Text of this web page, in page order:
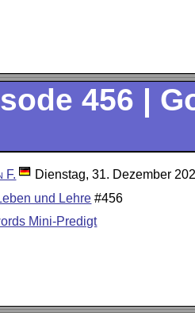
456 |
F.
Dienstag, 31. Dezember
und Lehre #456
Mini-Predigt